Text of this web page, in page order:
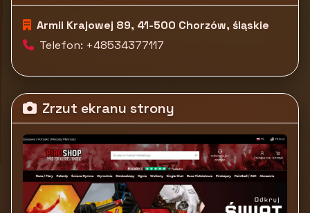
Armii Krajowej 89, 41-500 Chorzów, śląskie
Telefon: +48534377117
Zrzut ekranu strony